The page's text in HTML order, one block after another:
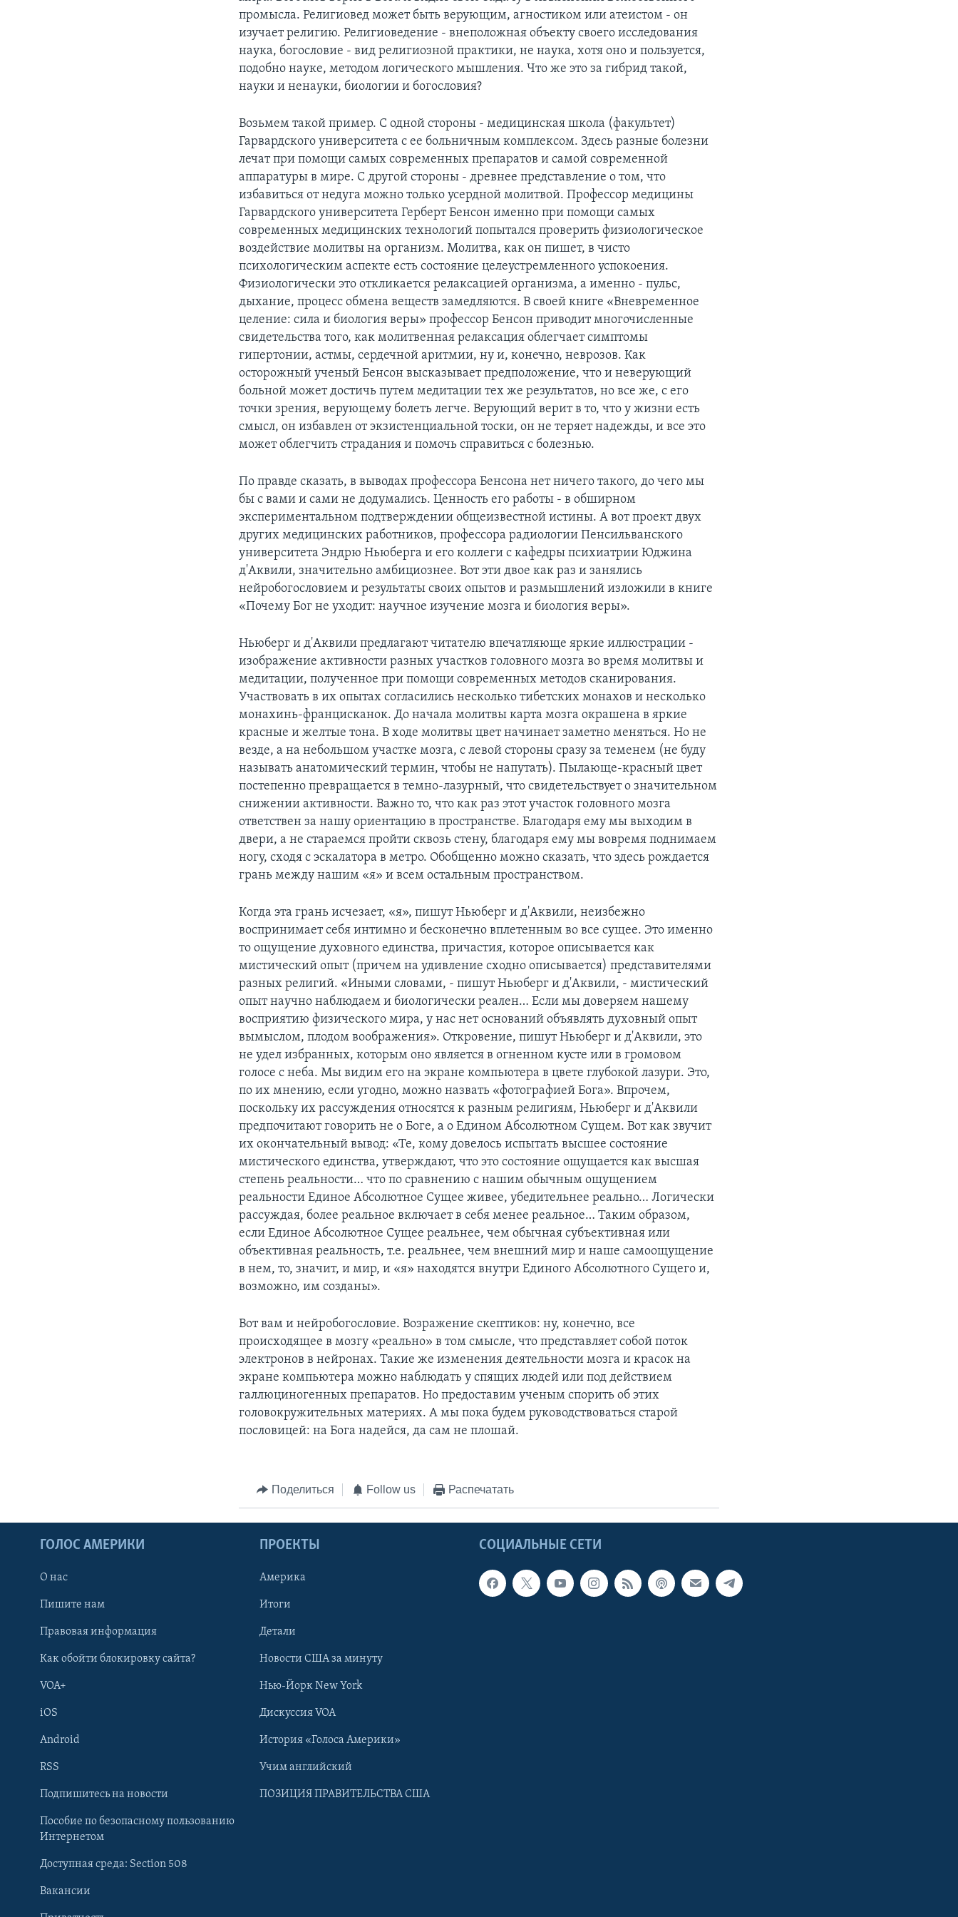
Learning English
промысла. Религиовед может быть верующим, агностиком или атеистом - он
изучает религию. Религиоведение - внеположная объекту своего исследования
наука, богословие - вид религиозной практики, не наука, хотя оно и пользуется,
подобно науке, методом логического мышления. Что же это за гибрид такой,
науки и ненауки, биологии и богословия?
Возьмем такой пример. С одной стороны - медицинская школа (факультет)
Гарвардского университета с ее больничным комплексом. Здесь разные болезни
лечат при помощи самых современных препаратов и самой современной
аппаратуры в мире. С другой стороны - древнее представление о том, что
избавиться от недуга можно только усердной молитвой. Профессор медицины
Гарвардского университета Герберт Бенсон именно при помощи самых
современных медицинских технологий попытался проверить физиологическое
воздействие молитвы на организм. Молитва, как он пишет, в чисто
психологическим аспекте есть состояние целеустремленного успокоения.
Физиологически это откликается релаксацией организма, а именно - пульс,
дыхание, процесс обмена веществ замедляются. В своей книге «Вневременное
целение: сила и биология веры» профессор Бенсон приводит многочисленные
свидетельства того, как молитвенная релаксация облегчает симптомы
гипертонии, астмы, сердечной аритмии, ну и, конечно, неврозов. Как
осторожный ученый Бенсон высказывает предположение, что и неверующий
больной может достичь путем медитации тех же результатов, но все же, с его
точки зрения, верующему болеть легче. Верующий верит в то, что у жизни есть
смысл, он избавлен от экзистенциальной тоски, он не теряет надежды, и все это
может облегчить страдания и помочь справиться с болезнью.
По правде сказать, в выводах профессора Бенсона нет ничего такого, до чего мы
бы с вами и сами не додумались. Ценность его работы - в обширном
экспериментальном подтверждении общеизвестной истины. А вот проект двух
других медицинских работников, профессора радиологии Пенсильванского
университета Эндрю Ньюберга и его коллеги с кафедры психиатрии Юджина
д'Аквили, значительно амбициознее. Вот эти двое как раз и занялись
нейробогословием и результаты своих опытов и размышлений изложили в книге
«Почему Бог не уходит: научное изучение мозга и биология веры».
Ньюберг и д'Аквили предлагают читателю впечатляюще яркие иллюстрации -
изображение активности разных участков головного мозга во время молитвы и
медитации, полученное при помощи современных методов сканирования.
Участвовать в их опытах согласились несколько тибетских монахов и несколько
монахинь-францисканок. До начала молитвы карта мозга окрашена в яркие
красные и желтые тона. В ходе молитвы цвет начинает заметно меняться. Но не
везде, а на небольшом участке мозга, с левой стороны сразу за теменем (не буду
называть анатомический термин, чтобы не напутать). Пылающе-красный цвет
постепенно превращается в темно-лазурный, что свидетельствует о значительном
снижении активности. Важно то, что как раз этот участок головного мозга
ответствен за нашу ориентацию в пространстве. Благодаря ему мы выходим в
двери, а не стараемся пройти сквозь стену, благодаря ему мы вовремя поднимаем
ногу, сходя с эскалатора в метро. Обобщенно можно сказать, что здесь рождается
грань между нашим «я» и всем остальным пространством.
Когда эта грань исчезает, «я», пишут Ньюберг и д'Аквили, неизбежно
воспринимает себя интимно и бесконечно вплетенным во все сущее. Это именно
то ощущение духовного единства, причастия, которое описывается как
мистический опыт (причем на удивление сходно описывается) представителями
разных религий. «Иными словами, - пишут Ньюберг и д'Аквили, - мистический
опыт научно наблюдаем и биологически реален… Если мы доверяем нашему
восприятию физического мира, у нас нет оснований объявлять духовный опыт
вымыслом, плодом воображения». Откровение, пишут Ньюберг и д'Аквили, это
не удел избранных, которым оно является в огненном кусте или в громовом
голосе с неба. Мы видим его на экране компьютера в цвете глубокой лазури. Это,
по их мнению, если угодно, можно назвать «фотографией Бога». Впрочем,
поскольку их рассуждения относятся к разным религиям, Ньюберг и д'Аквили
предпочитают говорить не о Боге, а о Едином Абсолютном Сущем. Вот как звучит
их окончательный вывод: «Те, кому довелось испытать высшее состояние
мистического единства, утверждают, что это состояние ощущается как высшая
степень реальности… что по сравнению с нашим обычным ощущением
реальности Единое Абсолютное Сущее живее, убедительнее реально… Логически
рассуждая, более реальное включает в себя менее реальное… Таким образом,
если Единое Абсолютное Сущее реальнее, чем обычная субъективная или
объективная реальность, т.е. реальнее, чем внешний мир и наше самоощущение
в нем, то, значит, и мир, и «я» находятся внутри Единого Абсолютного Сущего и,
возможно, им созданы».
Вот вам и нейробогословие. Возражение скептиков: ну, конечно, все
происходящее в мозгу «реально» в том смысле, что представляет собой поток
электронов в нейронах. Такие же изменения деятельности мозга и красок на
экране компьютера можно наблюдать у спящих людей или под действием
галлюциногенных препаратов. Но предоставим ученым спорить об этих
головокружительных материях. А мы пока будем руководствоваться старой
пословицей: на Бога надейся, да сам не плошай.
Поделиться Follow us Распечатать
СОЦИАЛЬНЫЕ СЕТИ
ГОЛОС АМЕРИКИ
О нас
Пишите нам
Правовая информация
Как обойти блокировку сайта?
VOA+
iOS
Android
RSS
Подпишитесь на новости
Пособие по безопасному пользованию
Интернетом
Доступная среда: Section 508
Вакансии
ПРОЕКТЫ
Америка
Итоги
Детали
Новости США за минуту
Нью-Йорк New York
Дискуссия VOA
История «Голоса Америки»
Учим английский
ПОЗИЦИЯ ПРАВИТЕЛЬСТВА США